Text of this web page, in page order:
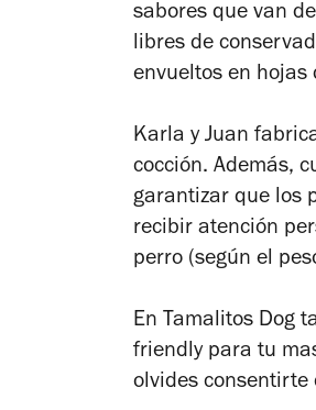
sabores que van
libres de
envueltos en hojas
Karla y Juan
cocción. Además,
garantizar que los
recibir atención
perro (según el
En Tamalitos Dog
friendlypara tu
olvides consentirte